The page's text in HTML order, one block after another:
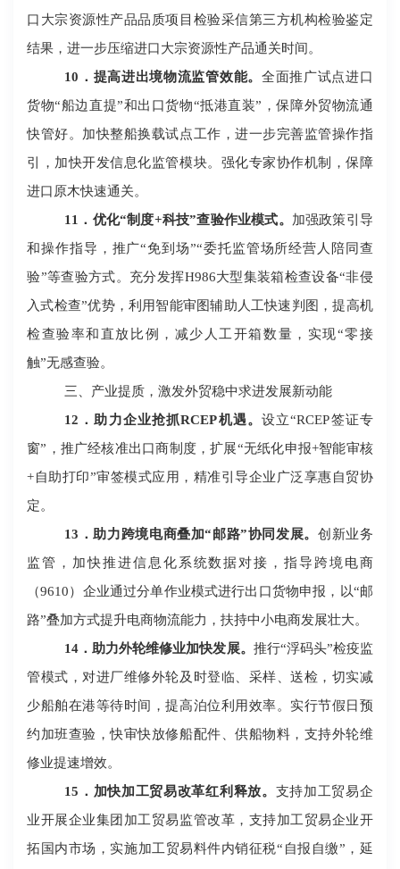
口大宗资源性产品品质项目检验采信第三方机构检验鉴定
结果，进一步压缩进口大宗资源性产品通关时间。
10 ．提高进出境物流监管效能。 全面推广试点进口
货物“船边直提”和出口货物“抵港直装”，保障外贸物流通
快管好。加快整船换载试点工作，进一步完善监管操作指
引，加快开发信息化监管模块。强化专家协作机制，保障
进口原木快速通关。
11 ．优化“制度+科技”查验作业模式。 加强政策引导
和操作指导，推广“免到场”“委托监管场所经营人陪同查
验”等查验方式。充分发挥H986大型集装箱检查设备“非侵
入式检查”优势，利用智能审图辅助人工快速判图，提高机
检查验率和直放比例，减少人工开箱数量，实现“零接
触”无感查验。
三、产业提质，激发外贸稳中求进发展新动能
12 ．助力企业抢抓RCEP机遇。设立“RCEP签证专
窗”，推广经核准出口商制度，扩展“无纸化申报+智能审核
+自助打印”审签模式应用，精准引导企业广泛享惠自贸协
定。
13 ．助力跨境电商叠加“邮路”协同发展。 创新业务
监管，加快推进信息化系统数据对接，指导跨境电商
（9610）企业通过分单作业模式进行出口货物申报，以“邮
路”叠加方式提升电商物流能力，扶持中小电商发展壮大。
14 ．助力外轮维修业加快发展。 推行“浮码头”检疫监
管模式，对进厂维修外轮及时登临、采样、送检，切实减
少船舶在港等待时间，提高泊位利用效率。实行节假日预
约加班查验，快审快放修船配件、供船物料，支持外轮维
修业提速增效。
15 ．加快加工贸易改革红利释放。 支持加工贸易企
业开展企业集团加工贸易监管改革，支持加工贸易企业开
拓国内市场，实施加工贸易料件内销征税“自报自缴”，延